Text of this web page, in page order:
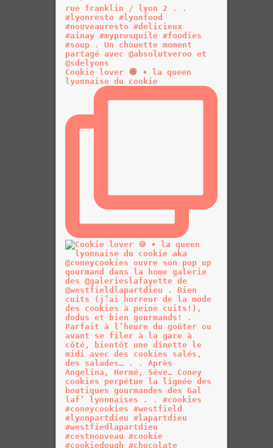
Cookie lover
• la queen
lyonnaise du cookie